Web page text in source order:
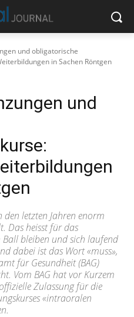
und obligatorische
in Sachen Röntgen
und
letzten Jahren enorm
Das heisst für das
bleiben und sich laufend
dabei ist das Wort «muss»,
für Gesundheit (BAG)
Vom BAG hat vor Kurzem
Zulassung für die
«intraoralen